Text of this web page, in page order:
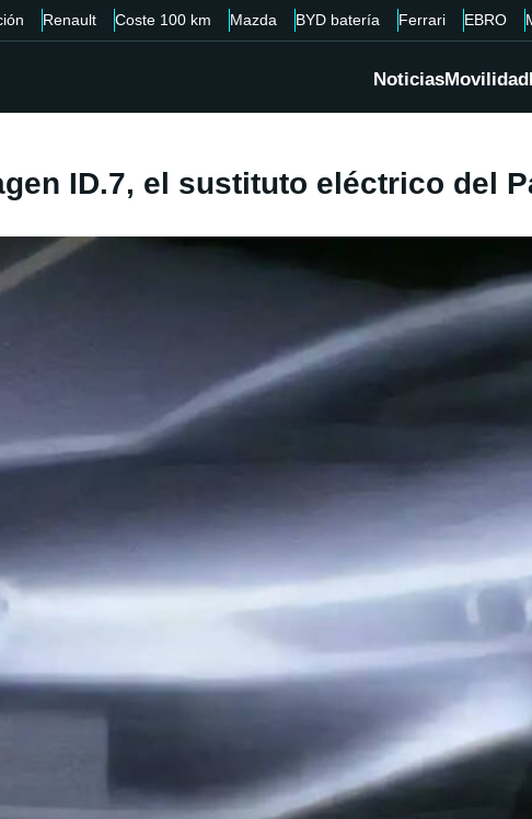
Renault Coste 100 km Mazda BYD batería Ferrari EBRO
NoticiasMovilidad
ID.7, el sustituto eléctrico del